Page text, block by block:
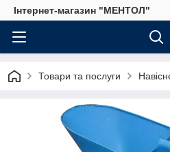
Інтернет-магазин "МЕНТОЛ"
Товари та послуги